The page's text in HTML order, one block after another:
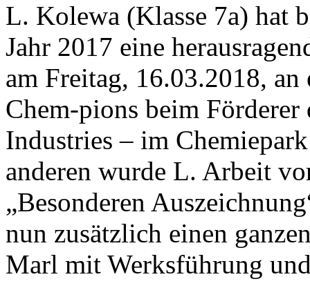
L. Kolewa (Klasse 7a) hat
Jahr 2017 eine
am Freitag, 16.03.2018,
Chem-pions beim
Industries – im
anderen wurde L. Arbeit
„Besonderen
nun zusätzlich einen
Marl mit Werksführung